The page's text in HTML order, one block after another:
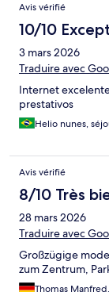
Avis vérifié
10/10
3 mars 2026
Traduire avec
Internet
prestativos
Helio nunes,
Avis vérifié
8/10 Très
28 mars 2026
Traduire avec
Großzügige
zum Zentrum,
Thomas